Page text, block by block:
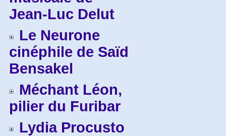
Jean-Luc Delut
Le Neurone
cinéphile de Saïd
Bensakel
Méchant Léon,
pilier du Furibar
Lydia Procusto